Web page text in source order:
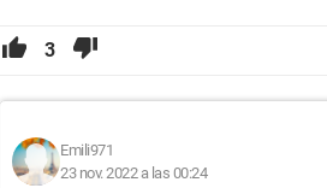
3
Emili971
23 nov. 2022 a las 00:24